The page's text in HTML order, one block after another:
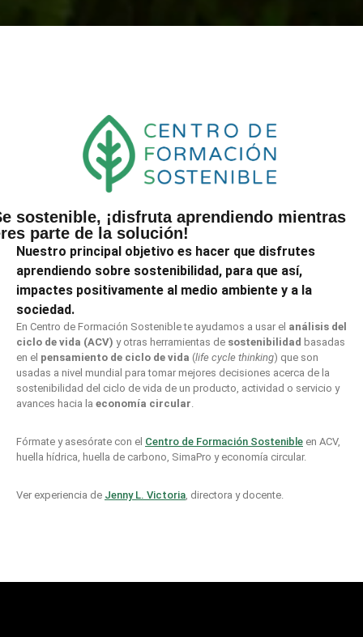
sostenible, ¡disfruta aprendiendo mientras
parte de la solución!
Nuestro principal objetivo es hacer que disfrutes
aprendiendo sobre sostenibilidad, para que así,
impactes positivamente al medio ambiente y a la
sociedad.
En Centro de Formación Sostenible te ayudamos a usar el análisis del
ciclo de vida (ACV) y otras herramientas de sostenibilidad basadas
en el pensamiento de ciclo de vida (life cycle thinking) que son
usadas a nivel mundial para tomar mejores decisiones acerca de la
sostenibilidad del ciclo de vida de un producto, actividad o servicio y
avances hacia la economía circular
Fórmate y asesórate con el Centro de Formación Sostenible en ACV,
huella hídrica, huella de carbono, SimaPro y economía circular.
Ver experiencia de Jenny L. Victoria , directora y docente.